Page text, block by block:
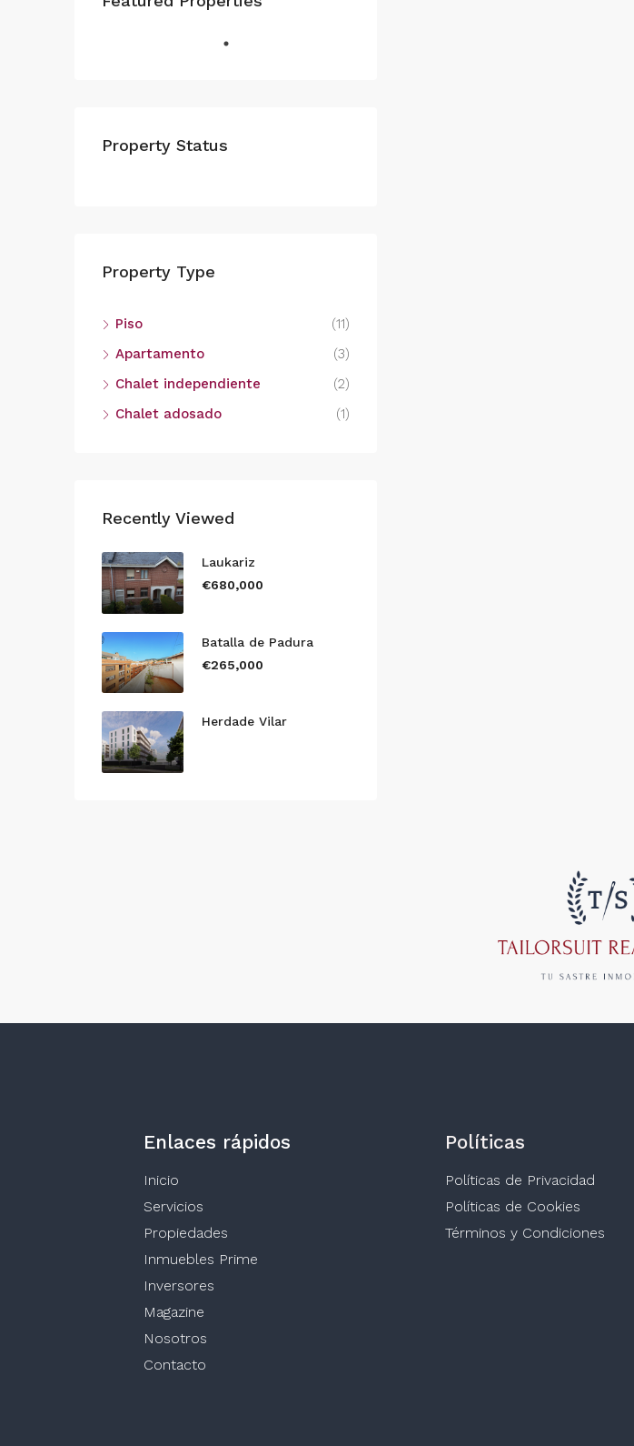
Property Status
Property Type
Piso
(11)
Apartamento
(3)
Chalet independiente
(2)
Chalet adosado
(1)
Recently Viewed
Laukariz
€680,000
Batalla de Padura
€265,000
Herdade Vilar
Enlaces rápidos
Inicio
Servicios
Propiedades
Inmuebles Prime
Inversores
Magazine
Nosotros
Contacto
Políticas
Políticas de Privacidad
Políticas de Cookies
Términos y Condiciones